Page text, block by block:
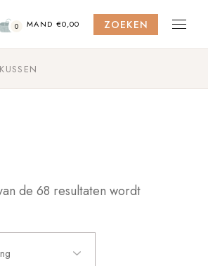
0 MAND €0,00 ZOEKEN
de 68 resultaten wordt